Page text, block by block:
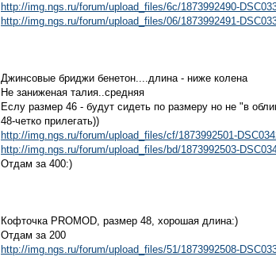
http://img.ngs.ru/forum/upload_files/6c/1873992490-
http://img.ngs.ru/forum/upload_files/06/1873992491-
Джинсовые бриджи бенетон....длина - ниже колена
Не заниженая талия..средняя
Еслу размер 46 - будут сидеть по размеру но не "в
48-четко прилегать))
http://img.ngs.ru/forum/upload_files/cf/1873992501-
http://img.ngs.ru/forum/upload_files/bd/1873992503-
Отдам за 400:)
Кофточка PROMOD, размер 48, хорошая длина:)
Отдам за 200
http://img.ngs.ru/forum/upload_files/51/1873992508-